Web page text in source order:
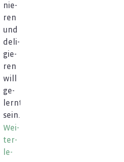
nie­
ren
und
de­li­
gie­
ren
will
ge­
lernt
sein.
Wei­
ter­
le­